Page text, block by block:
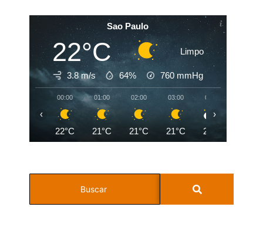
Sao Paulo
22°C Limpo
3.8 m/s 64% 760 mmHg
00:00
22°C
01:00
21°C
02:00
21°C
03:00
21°C
04:00
20°C
‹ ›